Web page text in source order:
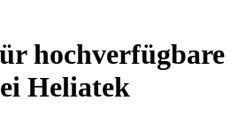
hochverfügbare
Heliatek